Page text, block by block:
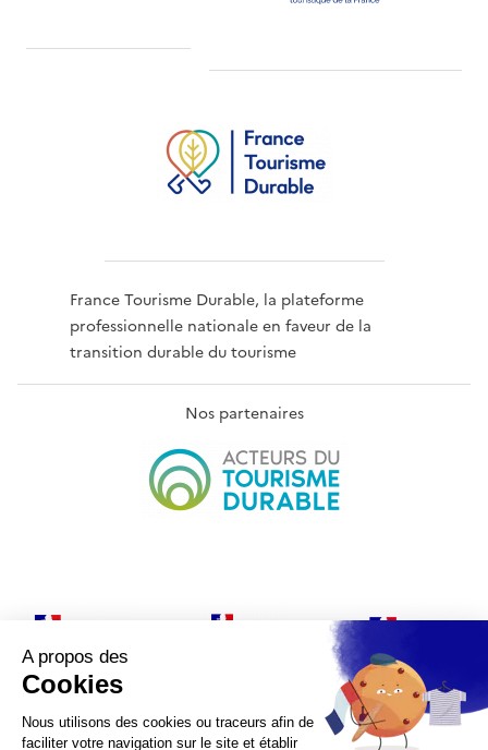
France Tourisme Durable, la plateforme
professionnelle nationale en faveur de la
transition durable du tourisme
Nos partenaires
Plan du site Conditions générales d'utilisation Mentions